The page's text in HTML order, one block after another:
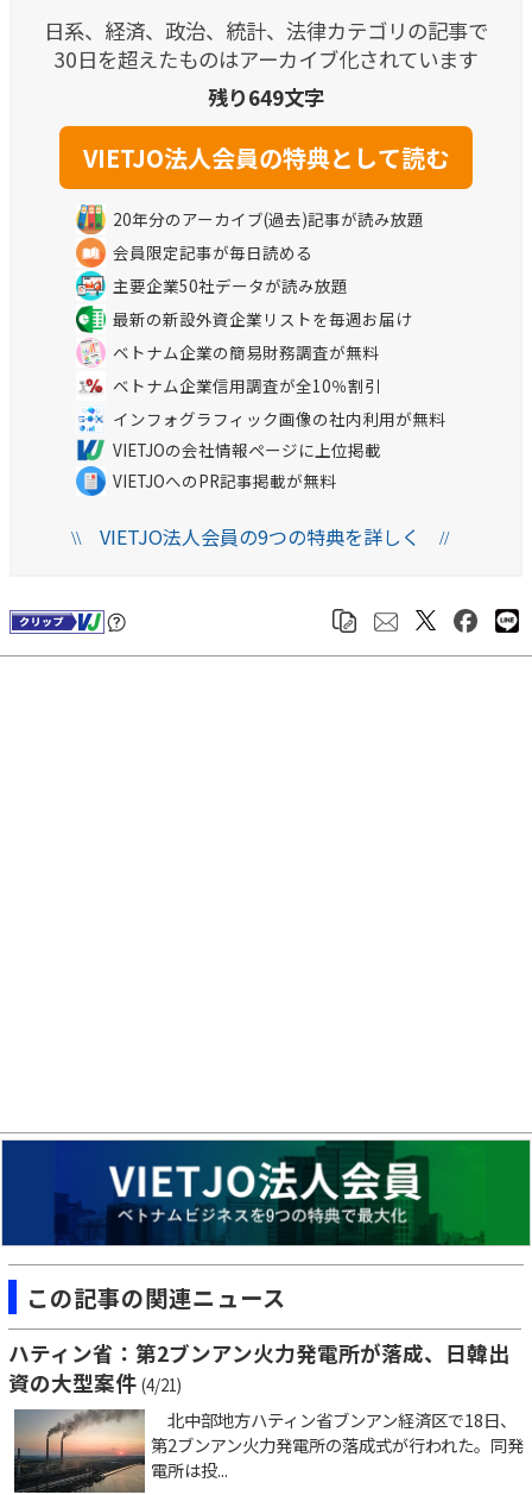
日系、経済、政治、統計、法律カテゴリの記事で
30日を超えたものはアーカイブ化されています
残り649文字
20年分のアーカイブ(過去)記事が読み放題
会員限定記事が毎日読める
主要企業50社データが読み放題
最新の新設外資企業リストを毎週お届け
ベトナム企業の簡易財務調査が無料
ベトナム企業信用調査が全10％割引
インフォグラフィック画像の社内利用が無料
VIETJOの会社情報ページに上位掲載
VIETJOへのPR記事掲載が無料
\\VIETJO法人会員の9つの特典を詳しく //
この記事の関連ニュース
ハティン省：第2ブンアン火力発電所が落成、日韓出
資の大型案件 (4/21)
北中部地方ハティン省ブンアン経済区で18日、
第2ブンアン火力発電所の落成式が行われた。同発
電所は投...